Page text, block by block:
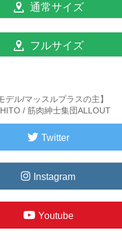
通常サイズ
フルサイズ
デル/マッスルプラスの主】
/ 筋肉紳士集団ALLOUT
Twitter
Instagram
Youtube